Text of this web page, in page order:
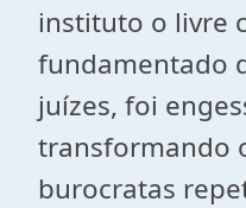
instituto o livre
fundamentado
juízes, foi
transformando
burocratas